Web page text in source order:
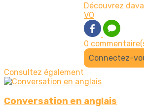
Découvrez
VO
0
Connectez-
Consultez également
Conversation en anglais